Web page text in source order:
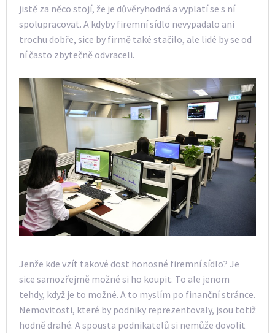
jistě za něco stojí, že je důvěryhodná a vyplatí se s ní
spolupracovat. A kdyby firemní sídlo nevypadalo ani
trochu dobře, sice by firmě také stačilo, ale lidé by se od
ní často zbytečně odvraceli.
Jenže kde vzít takové dost honosné firemní sídlo? Je
sice samozřejmě možné si ho koupit. To ale jenom
tehdy, když je to možné. A to myslím po finanční stránce.
Nemovitosti, které by podniky reprezentovaly, jsou totiž
hodně drahé. A spousta podnikatelů si nemůže dovolit